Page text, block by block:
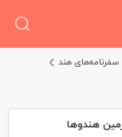
سفرنامه‌های هند
هندوها